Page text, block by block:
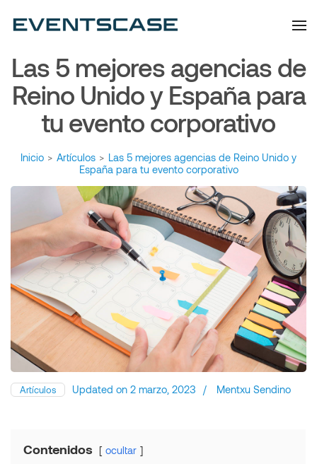
Las 5 mejores agencias de
Reino Unido y España para
tu evento corporativo
Inicio > Artículos > Las 5 mejores agencias de Reino Unido y
España para tu evento corporativo
Artículos Updated on 2 marzo, 2023 / Mentxu Sendino
Contenidos ocultar